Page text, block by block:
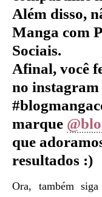
Além disso,
Manga com
Sociais.
Afinal, você
no instagram
marque
que
resultados :)
Ora, também